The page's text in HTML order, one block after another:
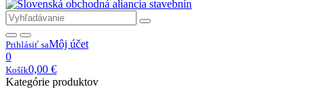
Prihlásiť saMôj účet
0
Košík0,00 €
Kategórie produktov